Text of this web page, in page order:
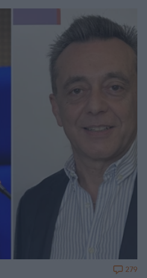
279